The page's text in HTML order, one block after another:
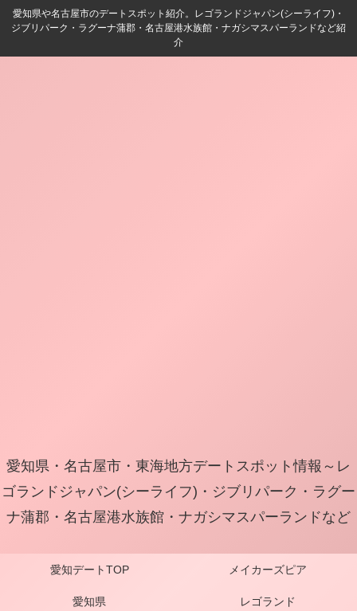
愛知県や名古屋市のデートスポット紹介。レゴランドジャパン(シーライフ)・
ジブリパーク・ラグーナ蒲郡・名古屋港水族館・ナガシマスパーランドなど紹
介
愛知県・名古屋市・東海地方デートスポット情報～レ
ゴランドジャパン(シーライフ)・ジブリパーク・ラグー
ナ蒲郡・名古屋港水族館・ナガシマスパーランドなど
愛知デートTOP メイカーズピア
愛知県 レゴランド